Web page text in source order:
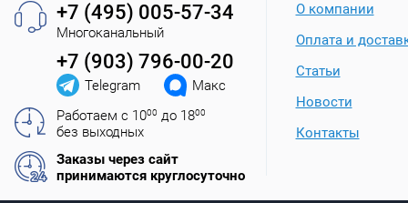
+7 (495) 005-57-34
Многоканальный
+7 (903) 796-00-20
Telegram
Макс
Работаем с 1000 до 1800
без выходных
Заказы через сайт
принимаются круглосуточно
О компании
Оплата и
Статьи
Новости
Контакты